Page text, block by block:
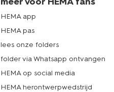
HEMA app
HEMA pas
lees onze folders
folder via Whatsapp ontvangen
HEMA op social media
HEMA herontwerpwedstrijd